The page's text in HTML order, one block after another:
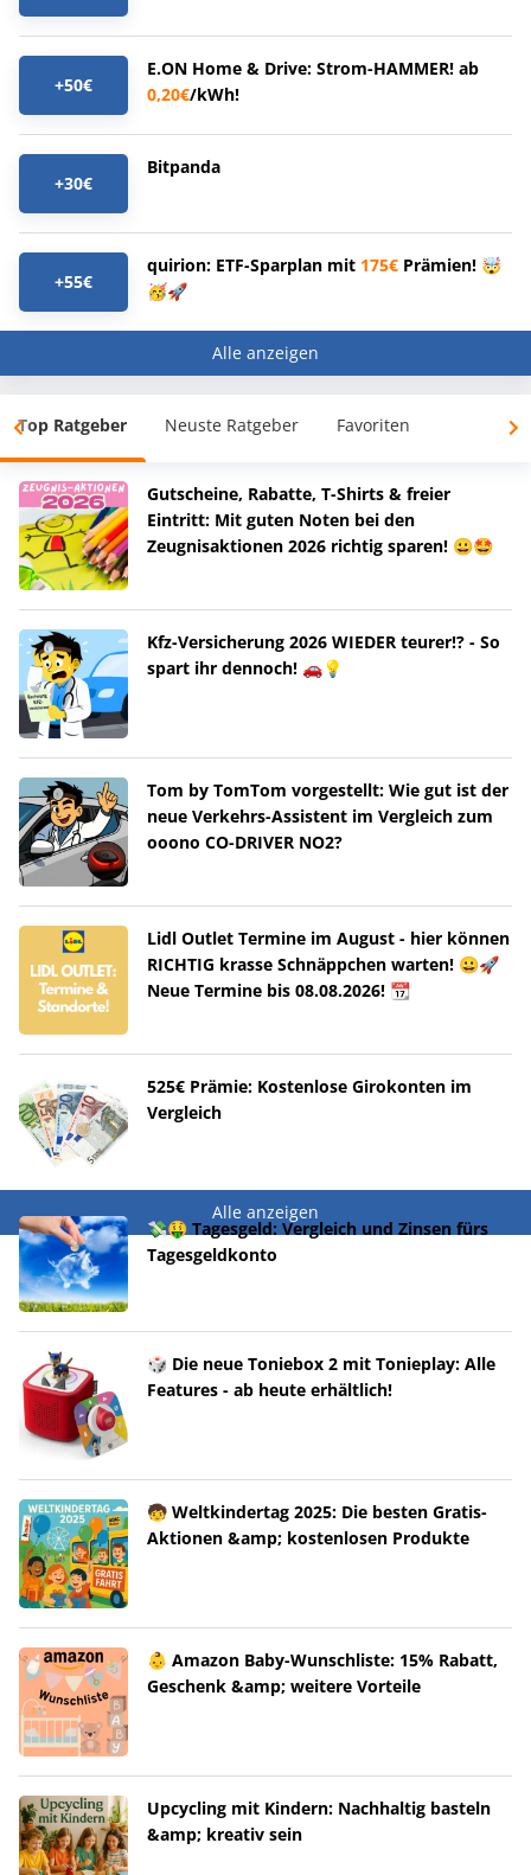
+50€
E.ON Home & Drive: Strom-HAMMER! ab
0,20€/kWh!
+30€
Bitpanda
+55€
quirion: ETF-Sparplan mit 175€ Prämien! 🤯
🥳🚀
Alle anzeigen
Top Ratgeber Neuste Ratgeber Favoriten
Gutscheine, Rabatte, T-Shirts & freier
Eintritt: Mit guten Noten bei den
Zeugnisaktionen 2026 richtig sparen! 😀🤩
Kfz-Versicherung 2026 WIEDER teurer!? - So
spart ihr dennoch! 🚗💡
Tom by TomTom vorgestellt: Wie gut ist der
neue Verkehrs-Assistent im Vergleich zum
ooono CO-DRIVER NO2?
Lidl Outlet Termine im August - hier können
RICHTIG krasse Schnäppchen warten! 😀🚀
Neue Termine bis 08.08.2026! 📆
525€ Prämie: Kostenlose Girokonten im
Vergleich
Alle anzeigen
💸🤑 Tagesgeld: Vergleich und Zinsen fürs
Tagesgeldkonto
🎲 Die neue Toniebox 2 mit Tonieplay: Alle
Features - ab heute erhältlich!
🧒 Weltkindertag 2025: Die besten Gratis-
Aktionen &amp; kostenlosen Produkte
👶 Amazon Baby-Wunschliste: 15% Rabatt,
Geschenk &amp; weitere Vorteile
Upcycling mit Kindern: Nachhaltig basteln
&amp; kreativ sein